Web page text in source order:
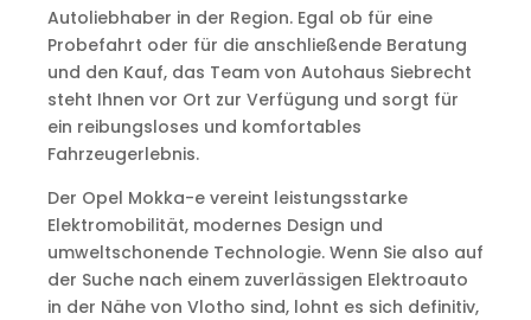
Autoliebhaber in der Region. Egal ob für eine
Probefahrt oder für die anschließende Beratung
und den Kauf, das Team von Autohaus Siebrecht
steht Ihnen vor Ort zur Verfügung und sorgt für
ein reibungsloses und komfortables
Fahrzeugerlebnis.
Der Opel Mokka-e vereint leistungsstarke
Elektromobilität, modernes Design und
umweltschonende Technologie. Wenn Sie also auf
der Suche nach einem zuverlässigen Elektroauto
in der Nähe von Vlotho sind, lohnt es sich definitiv,